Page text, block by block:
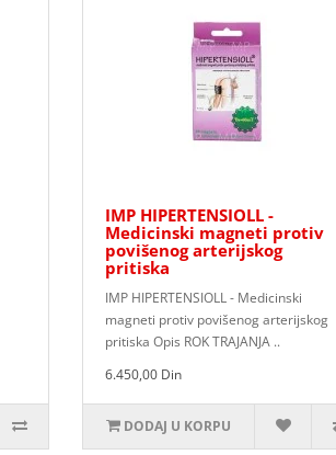
IMP HIPERTENSIOLL -
Medicinski magneti protiv
povišenog arterijskog
pritiska
IMP HIPERTENSIOLL - Medicinski
magneti protiv povišenog arterijskog
pritiska Opis ROK TRAJANJA ..
6.450,00 Din
DODAJ U KORPU